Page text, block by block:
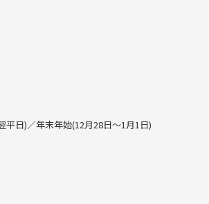
日)／年末年始(12月28日～1月1日)